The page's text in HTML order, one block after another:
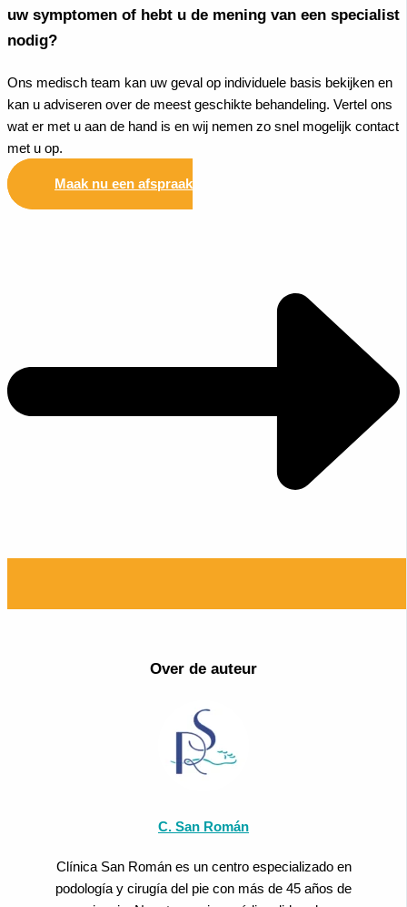
uw symptomen of hebt u de mening van een specialist
nodig?
Ons medisch team kan uw geval op individuele basis bekijken en
kan u adviseren over de meest geschikte behandeling. Vertel ons
wat er met u aan de hand is en wij nemen zo snel mogelijk contact
met u op.
Maak nu een afspraak
Over de auteur
C. San Román
Clínica San Román es un centro especializado en
podología y cirugía del pie con más de 45 años de